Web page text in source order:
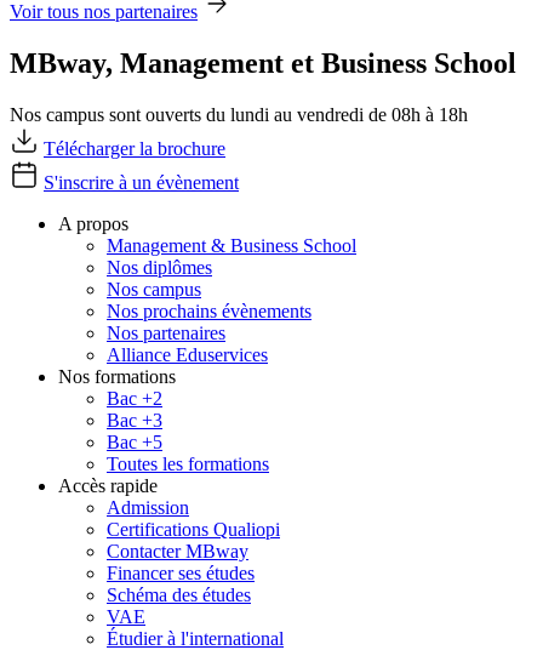
Voir tous nos partenaires
MBway, Management et Business School
Nos campus sont ouverts du lundi au vendredi de 08h à 18h
Télécharger la brochure
S'inscrire à un évènement
A propos
Management & Business School
Nos diplômes
Nos campus
Nos prochains évènements
Nos partenaires
Alliance Eduservices
Nos formations
Bac +2
Bac +3
Bac +5
Toutes les formations
Accès rapide
Admission
Certifications Qualiopi
Contacter MBway
Financer ses études
Schéma des études
VAE
Étudier à l'international